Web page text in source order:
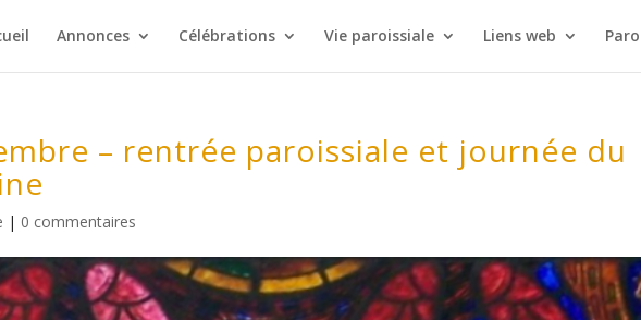
Annonces Célébrations Vie paroissiale Liens web
– rentrée paroissiale et journée du
| 0 commentaires